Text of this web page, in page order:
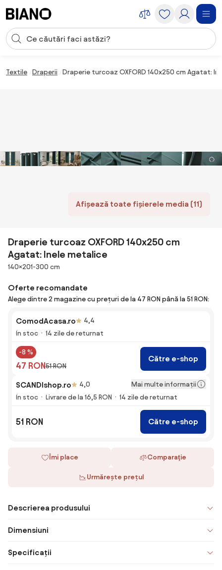
Introducerea căutării
Textile Draperii Draperie turcoaz OXFORD 140x250 cm Agatat:
Afișează toate fișierele media (11)
Draperie turcoaz OXFORD 140x250 cm
Agatat: Inele metalice
Dimensiuni
140×201-300 cm
Oferte recomandate
Alege dintre 2 magazine cu prețuri de la 47 RON până la 51 RON:
ComodAcasa.ro
4,4
În stoc
14 zile de returnat
-8 %
47 RON51 RON
Către e-shop
SCANDIshop.ro 4,0
Mai multe informații
În stoc
Livrare de la 16,5 RON 14 zile de returnat
51 RON Către e-shop
Îmi place Comparaţie
Urmărește prețul
Descrierea produsului
Dimensiuni
Specificații